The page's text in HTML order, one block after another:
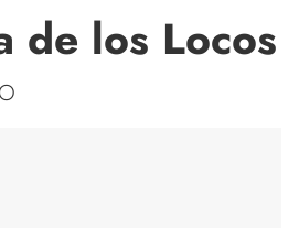
de los Locos